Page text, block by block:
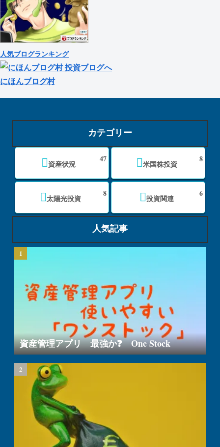
人気ブログランキング
にほんブログ村
カテゴリー
資産状況
47
米国株投資
8
太陽光投資
8
投資関連
6
人気記事
資産管理アプリ 最強か❓ One Stock